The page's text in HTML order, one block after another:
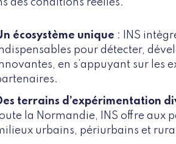
des conditions réelles.
écosystème unique : INS
pour détecter,
en s’appuyant sur les
terrains d’expérimentation
la Normandie, INS offre aux
urbains, périurbains et